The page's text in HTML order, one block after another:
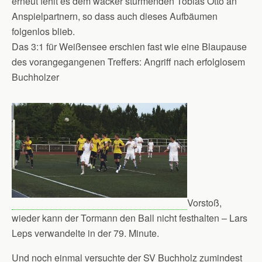
Anspielpartnern, so dass auch dieses Aufbäumen
folgenlos blieb.
Das 3:1 für Weißensee erschien fast wie eine Blaupause
des vorangegangenen Treffers: Angriff nach erfolglosem
Buchholzer
Vorstoß,
wieder kann der Tormann den Ball nicht festhalten – Lars
Leps verwandelte in der 79. Minute.
Und noch einmal versuchte der SV Buchholz zumindest